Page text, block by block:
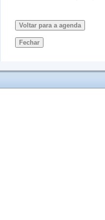
Voltar para a agenda
Fechar